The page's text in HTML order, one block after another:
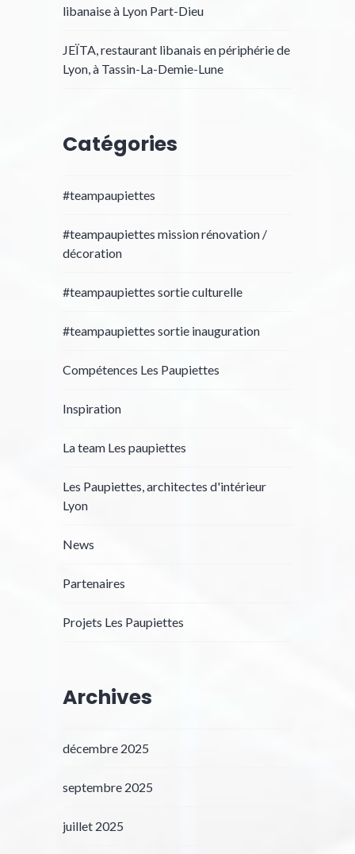
libanaise à Lyon Part-Dieu
JEÏTA, restaurant libanais en périphérie de
Lyon, à Tassin-La-Demie-Lune
Catégories
#teampaupiettes
#teampaupiettes mission rénovation /
décoration
#teampaupiettes sortie culturelle
#teampaupiettes sortie inauguration
Compétences Les Paupiettes
Inspiration
La team Les paupiettes
Les Paupiettes, architectes d'intérieur
Lyon
News
Partenaires
Projets Les Paupiettes
Archives
décembre 2025
septembre 2025
juillet 2025